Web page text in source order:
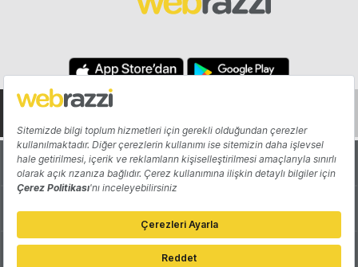
Hakkında Yazarlar
Katkıda Bulun Reklam